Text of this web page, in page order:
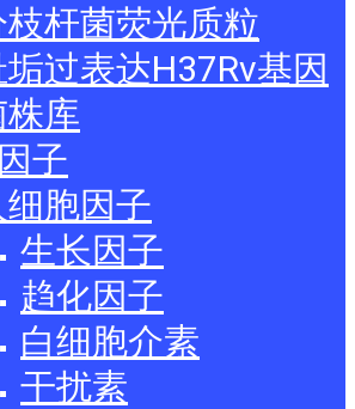
枝杆菌荧光质粒
过表达H37Rv基因
库
子
细胞因子
生长因子
趋化因子
白细胞介素
干扰素